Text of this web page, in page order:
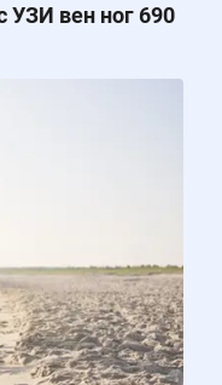
УЗИ вен ног 690